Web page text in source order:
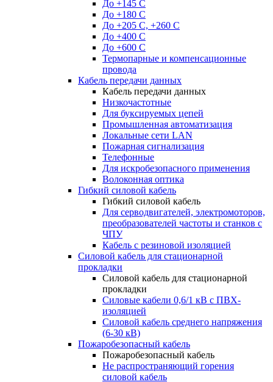
До +145 С
До +180 C
До +205 С, +260 С
До +400 C
До +600 С
Термопарные и компенсационные
провода
Кабель передачи данных
Кабель передачи данных
Низкочастотные
Для буксируемых цепей
Промышленная автоматизация
Локальные сети LAN
Пожарная сигнализация
Телефонные
Для искробезопасного применения
Волоконная оптика
Гибкий силовой кабель
Гибкий силовой кабель
Для серводвигателей, электромоторов,
преобразователей частоты и станков с
ЧПУ
Кабель с резиновой изоляцией
Силовой кабель для стационарной
прокладки
Силовой кабель для стационарной
прокладки
Силовые кабели 0,6/1 кВ с ПВХ-
изоляцией
Силовой кабель среднего напряжения
(6-30 кВ)
Пожаробезопасный кабель
Пожаробезопасный кабель
Не распространяющий горения
силовой кабель